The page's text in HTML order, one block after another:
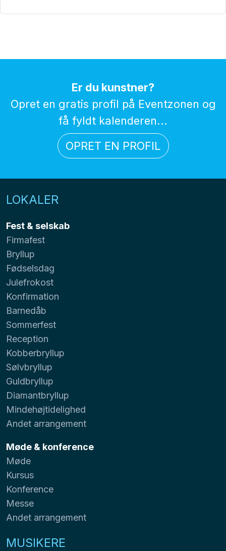
Er du kunstner?
Opret en gratis profil på Eventzonen og
få fyldt kalenderen...
OPRET EN PROFIL
LOKALER
Fest & selskab
Firmafest
Bryllup
Fødselsdag
Julefrokost
Konfirmation
Barnedåb
Sommerfest
Reception
Kobberbryllup
Sølvbryllup
Guldbryllup
Diamantbryllup
Mindehøjtidelighed
Andet arrangement
Møde & konference
Møde
Kursus
Konference
Messe
Andet arrangement
MUSIKERE